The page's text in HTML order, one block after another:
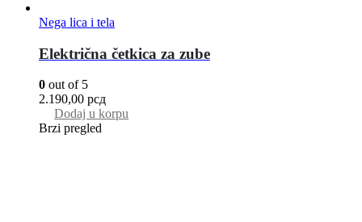
Nega lica i tela
Električna četkica za zube
0 out of 5
2.190,00 рсд
Dodaj u korpu
Brzi pregled